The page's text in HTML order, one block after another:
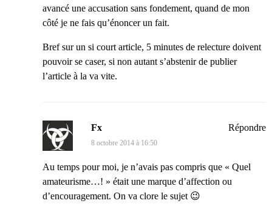
avancé une accusation sans fondement, quand de mon
côté je ne fais qu’énoncer un fait.
Bref sur un si court article, 5 minutes de relecture doivent
pouvoir se caser, si non autant s’abstenir de publier
l’article à la va vite.
Fx
8 octobre 2014 à 16:50
Au temps pour moi, je n’avais pas compris que « Quel
amateurisme…! » était une marque d’affection ou
d’encouragement. On va clore le sujet 😉
Répondre